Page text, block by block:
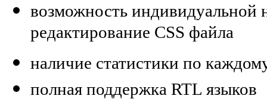
возможность индивидуальной
редактирование CSS файла
наличие статистики по
полная поддержка RTL языков